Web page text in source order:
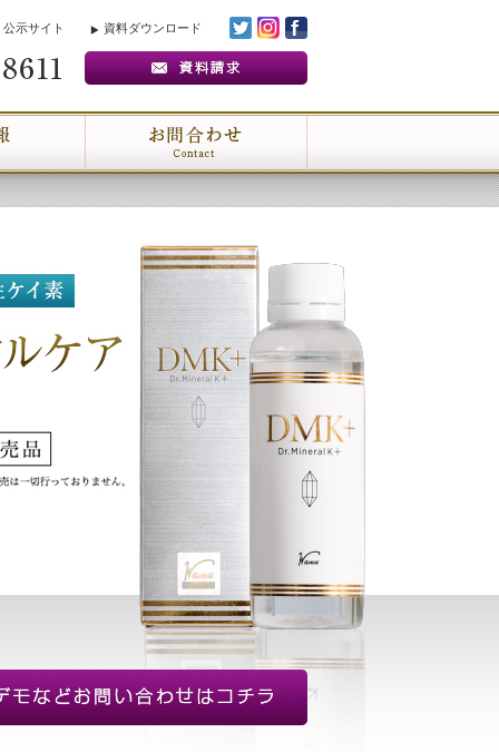
示サイト 資料ダウンロード